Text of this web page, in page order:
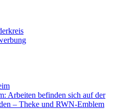
Arbeiten befinden sich auf der
– Theke und RWN-Emblem